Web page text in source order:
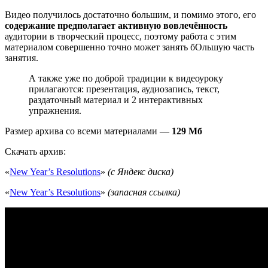
Видео получилось достаточно большим, и помимо этого, его
содержание предполагает активную вовлечённость
аудитории в творческий процесс, поэтому работа с этим
материалом совершенно точно может занять бОльшую часть
занятия.
А также уже по доброй традиции к видеоуроку
прилагаются: презентация, аудиозапись, текст,
раздаточный материал и 2 интерактивных
упражнения.
Размер архива со всеми материалами — 129 Мб
Скачать архив:
«New Year’s Resolutions» (с Яндекс диска)
«New Year’s Resolutions» (запасная ссылка)